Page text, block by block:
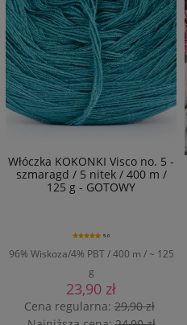
Włóczka KOKONKI Visco no. 5 -
szmaragd / 5 nitek / 400 m /
125 g - GOTOWY
96% Wiskoza/4% PBT / 400 m / ~ 125
g
5.0
23,90 zł
Cena regularna:29,90 zł